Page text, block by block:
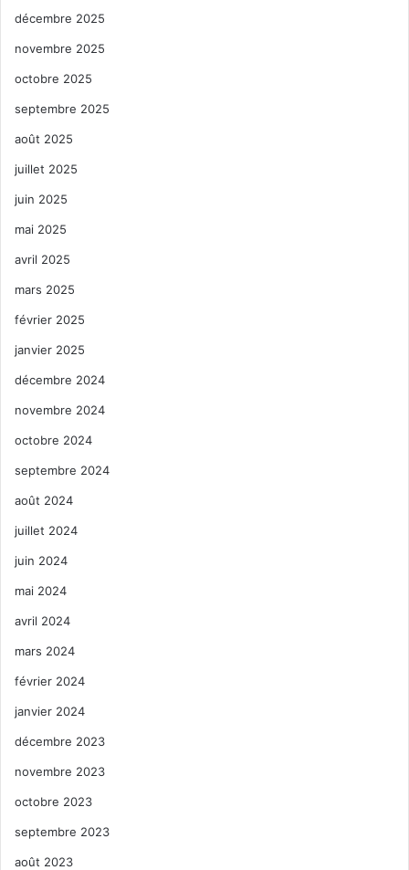
décembre 2025
novembre 2025
octobre 2025
septembre 2025
août 2025
juillet 2025
juin 2025
mai 2025
avril 2025
mars 2025
février 2025
janvier 2025
décembre 2024
novembre 2024
octobre 2024
septembre 2024
août 2024
juillet 2024
juin 2024
mai 2024
avril 2024
mars 2024
février 2024
janvier 2024
décembre 2023
novembre 2023
octobre 2023
septembre 2023
août 2023